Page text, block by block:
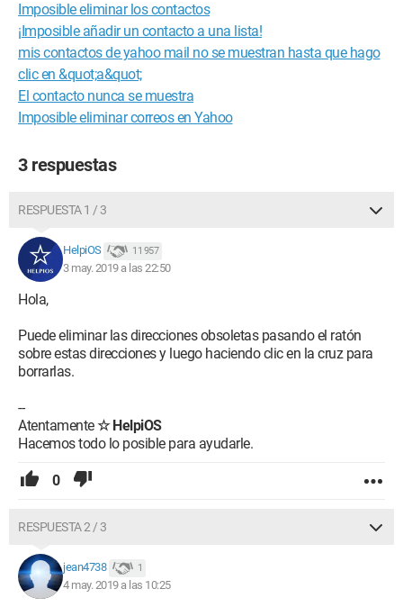
Imposible eliminar los contactos
¡Imposible añadir un contacto a una lista!
mis contactos de yahoo mail no se muestran hasta que hago
clic en &quot;a&quot;
El contacto nunca se muestra
Imposible eliminar correos en Yahoo
3 respuestas
RESPUESTA 1 / 3
HelpiOS 11 957
3 may. 2019 a las 22:50
Hola,
Puede eliminar las direcciones obsoletas pasando el ratón
sobre estas direcciones y luego haciendo clic en la cruz para
borrarlas.
--
Atentamente☆ HelpiOS
Hacemos todo lo posible para ayudarle.
0
RESPUESTA 2 / 3
jean4738 1
4 may. 2019 a las 10:25